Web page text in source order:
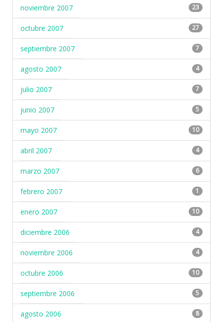
noviembre 2007 23
octubre 2007 27
septiembre 2007 7
agosto 2007 4
julio 2007 7
junio 2007 5
mayo 2007 10
abril 2007 4
marzo 2007 6
febrero 2007 1
enero 2007 10
diciembre 2006 4
noviembre 2006 4
octubre 2006 10
septiembre 2006 5
agosto 2006 8